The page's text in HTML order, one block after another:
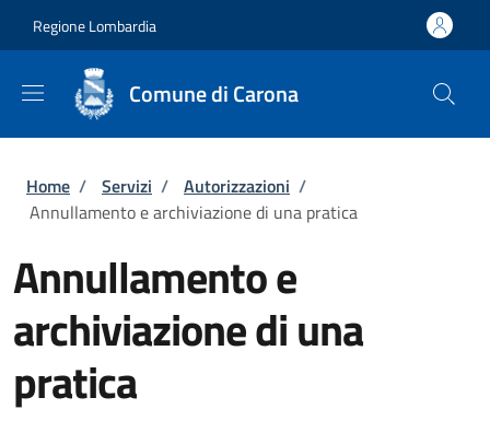
Regione Lombardia
Comune di Carona
Briciole di pane
Home / Servizi / Autorizzazioni /
Annullamento e archiviazione di una pratica
Annullamento e
archiviazione di una
pratica